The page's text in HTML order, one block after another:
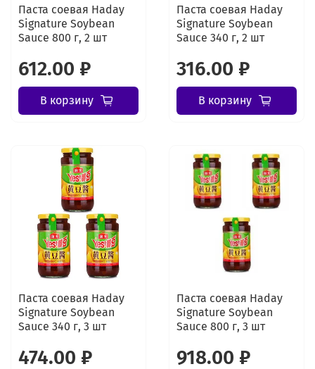
Паста соевая Haday
Signature Soybean
Sauce 800 г, 2 шт
612.00 ₽
В корзину
Паста соевая Haday
Signature Soybean
Sauce 340 г, 2 шт
316.00 ₽
В корзину
Паста соевая Haday
Signature Soybean
Sauce 340 г, 3 шт
474.00 ₽
Паста соевая Haday
Signature Soybean
Sauce 800 г, 3 шт
918.00 ₽